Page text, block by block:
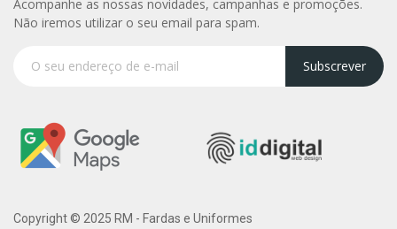
Acompanhe as nossas novidades, campanhas e promoções.
Não iremos utilizar o seu email para spam.
Subscrever
Copyright © 2025 RM - Fardas e Uniformes